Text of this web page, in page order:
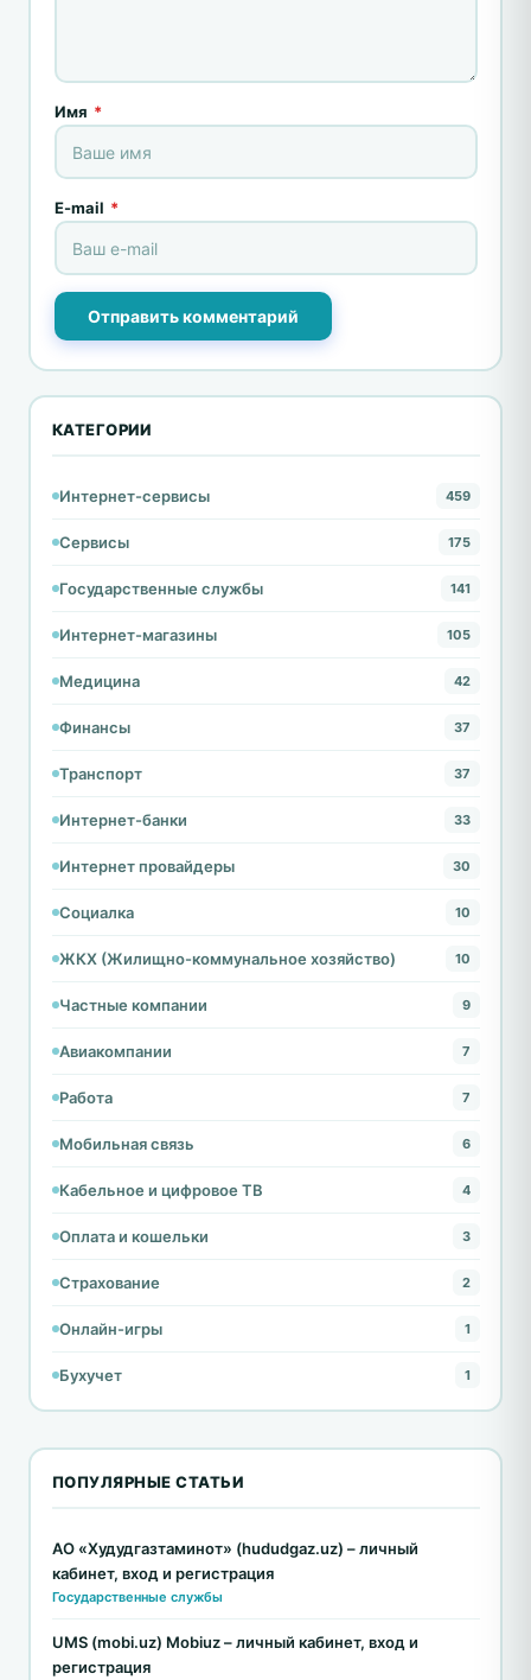
Имя *
E-mail *
Отправить комментарий
КАТЕГОРИИ
Интернет-сервисы 459
Сервисы 175
Государственные службы 141
Интернет-магазины 105
Медицина 42
Финансы 37
Транспорт 37
Интернет-банки 33
Интернет провайдеры 30
Социалка 10
ЖКХ (Жилищно-коммунальное хозяйство) 10
Частные компании 9
Авиакомпании 7
Работа 7
Мобильная связь 6
Кабельное и цифровое ТВ 4
Оплата и кошельки 3
Страхование 2
Онлайн-игры 1
Бухучет 1
ПОПУЛЯРНЫЕ СТАТЬИ
АО «Худудгазтаминот» (hududgaz.uz) – личный
кабинет, вход и регистрация
Государственные службы
UMS (mobi.uz) Mobiuz – личный кабинет, вход и
регистрация